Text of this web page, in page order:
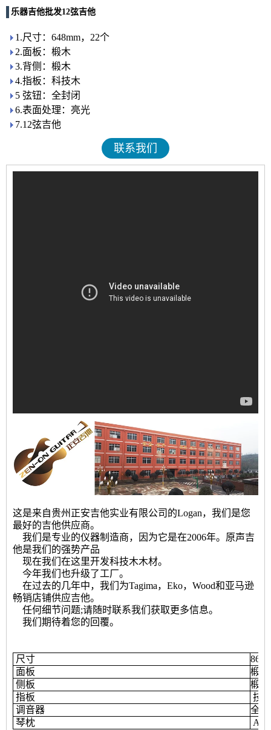
乐器吉他批发12弦吉他
1.尺寸：648mm，22个
2.面板：椴木
3.背侧：椴木
4.指板：科技木
5 弦钮：全封闭
6.表面处理：亮光
7.12弦吉他
联系我们
这是来自贵州正安吉他实业有限公司的Logan，我们是您
最好的吉他供应商。
我们是专业的仪器制造商，因为它是在2006年。原声吉
他是我们的强势产品
现在我们在这里开发科技木木材。
今年我们也升级了工厂。
在过去的几年中，我们为Tagima，Eko，Wood和亚马逊
畅销店铺供应吉他。
任何细节问题;请随时联系我们获取更多信息。
我们期待着您的回覆。
尺寸
面板
椴木
侧板
椴木
指板
技
调音器
全
琴枕